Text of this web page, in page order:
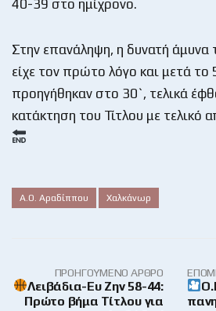
40-39 στο ημίχρονο.
Στην επανάληψη, η δυνατή
είχε τον πρώτο λόγο και μετά
προηγήθηκαν στο 30`, τελικά
κατάκτηση του Τίτλου με τελικό
Α.Ο. Αραδίππου Χαλκάνωρ
ΠΡΟΗΓΟΎΜΕΝΟ ΆΡΘΡΟ
Λειβάδια-Ευ Ζην 58-44:
Πρώτο βήμα Τίτλου για